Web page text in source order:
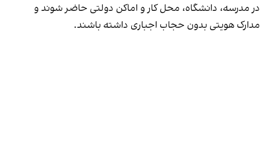
در مدرسه، دانشگاه، محل کار و اماکن دولتی حاضر شوند و
مدارک هویتی بدون حجاب اجباری داشته باشند.